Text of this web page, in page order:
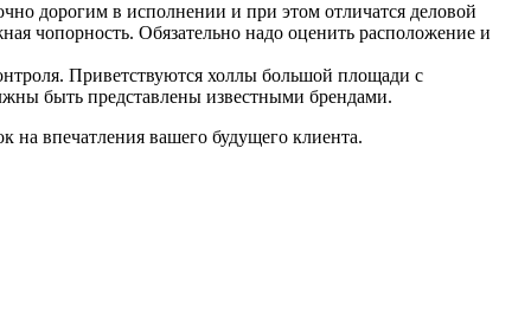
дорогим в исполнении и при этом отличатся деловой
чопорность. Обязательно надо оценить расположение и
Приветствуются холлы большой площади с
быть представлены известными брендами.
на впечатления вашего будущего клиента.